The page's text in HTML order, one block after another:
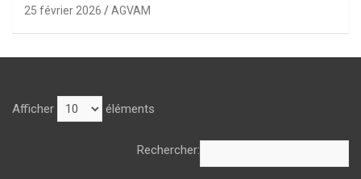
25 février 2026 AGVAM
Afficher éléments
Rechercher: